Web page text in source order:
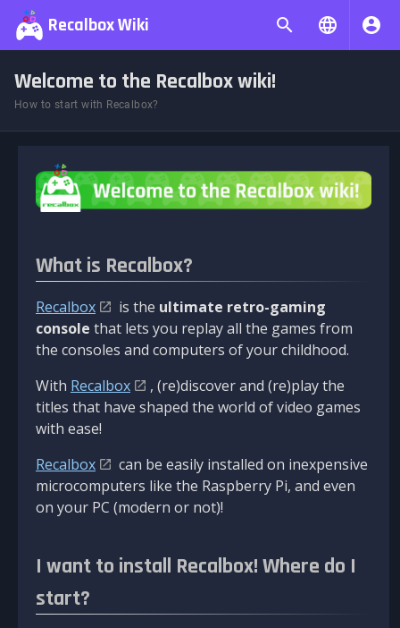
Recalbox Wiki
Welcome to the Recalbox wiki!
How to start with Recalbox?
What is Recalbox?
Recalbox is the ultimate retro-gaming
console that lets you replay all the games from
the consoles and computers of your childhood.
With Recalbox
, (re)discover and (re)play the
titles that have shaped the world of video games
with ease!
Recalbox
can be easily installed on inexpensive
microcomputers like the Raspberry Pi, and even
on your PC (modern or not)!
I want to install Recalbox! Where do I
start?